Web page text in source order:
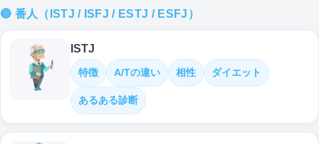
🔵 番人（ISTJ / ISFJ / ESTJ / ESFJ）
ISTJ
特徴 A/Tの違い 相性 ダイエット
あるある診断